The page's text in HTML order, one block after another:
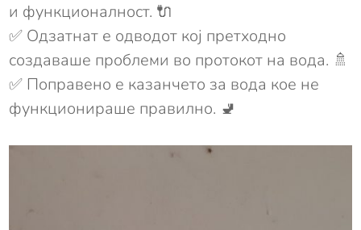
и функционалност. 🔌
✅ Одзатнат е одводот кој претходно
создаваше проблеми во протокот на вода. 🚿
✅ Поправено е казанчето за вода кое не
функционираше правилно. 🚽